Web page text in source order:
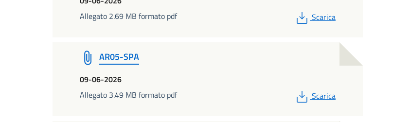
Allegato 2.69 MB formato pdf
PDF
Scarica
AR05-SPA
09-06-2026
Allegato 3.49 MB formato pdf
PDF
Scarica